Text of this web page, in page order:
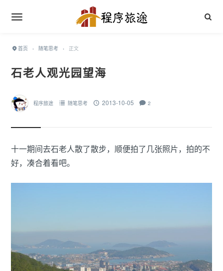
首页 › 随笔思考 › 正文
石老人观光园望海
程序旅途 随笔思考 2013-10-05 2
十一期间去石老人散了散步，顺便拍了几张照片，拍的不
好，凑合着看吧。